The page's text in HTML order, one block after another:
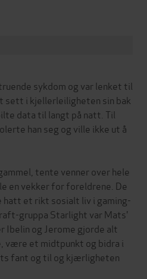
sykdom og var lenket til
sett i kjellerleiligheten sin bak
data til langt på natt. Til
han seg og ville ikke ut å
tente venner over hele
en vekker for foreldrene. De
hatt et rikt sosialt liv i gaming-
gruppa Starlight var Mats'
Ibelin og Jerome gjorde alt
være et midtpunkt og bidra i
fant og til og kjærligheten